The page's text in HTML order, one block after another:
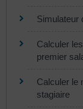
Simulateur
Calculer
premier
Calculer le
stagiaire